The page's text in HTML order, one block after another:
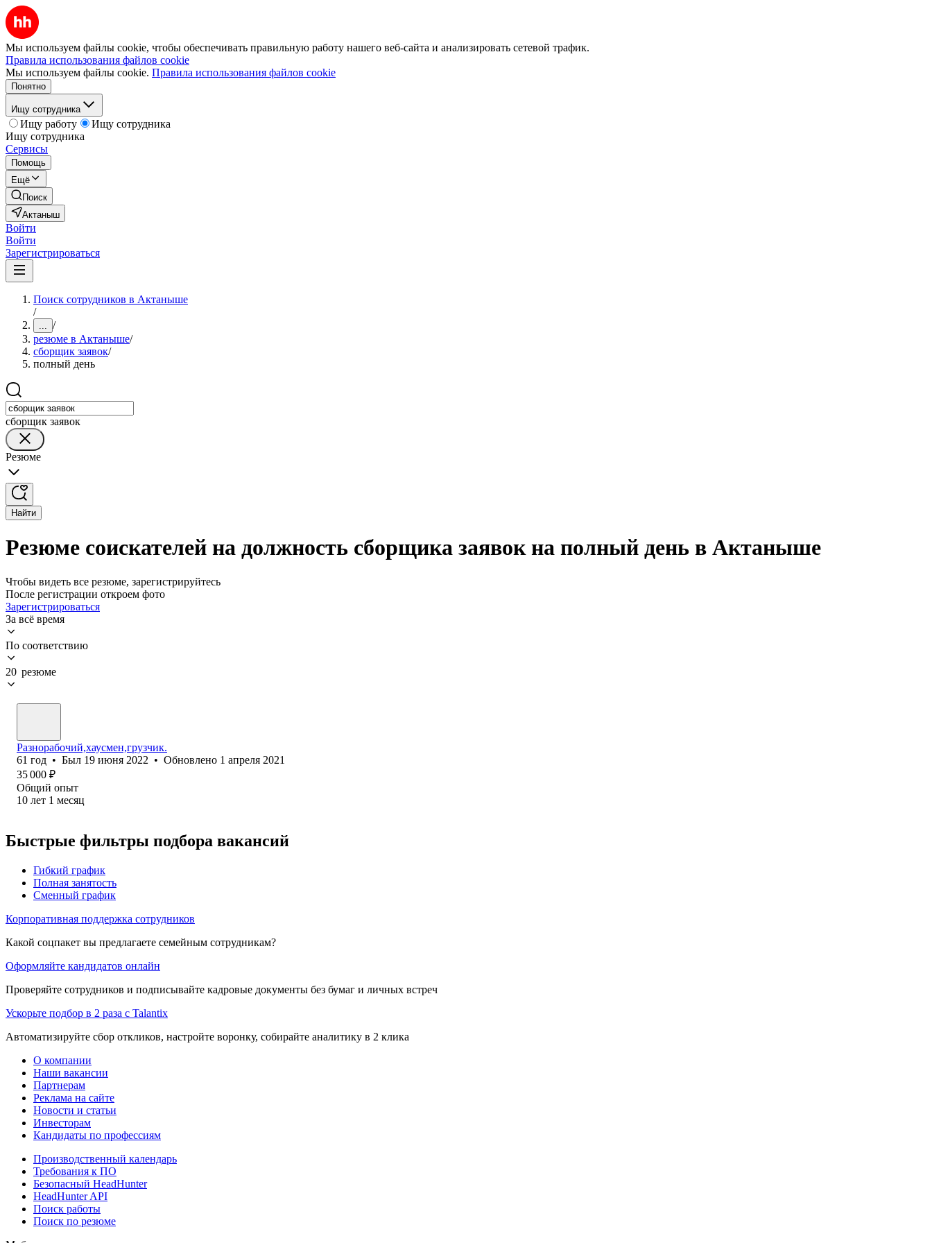
Мы используем файлы cookie, чтобы обеспечивать правильную работу нашего веб-сайта и анализировать сетевой трафик.
Правила использования файлов cookie
Мы используем файлы cookie. Правила использования файлов cookie
Понятно
Ищу сотрудника
Ищу работу
Ищу сотрудника
Ищу сотрудника
Сервисы
Помощь
Ещё
Поиск
Актаныш
Войти
Войти
Зарегистрироваться
Поиск сотрудников в Актаныше
/
... /
резюме в Актаныше/
сборщик заявок/
полный день
сборщик заявок
Резюме
Найти
Резюме соискателей на должность сборщика заявок на полный день в Актаныше
Чтобы видеть все резюме, зарегистрируйтесь
После регистрации откроем фото
Зарегистрироваться
За всё время
По соответствию
20 резюме
Разнорабочий,хаусмен,грузчик.
61 год • Был 19 июня 2022 • Обновлено 1 апреля 2021
35 000 ₽
Общий опыт
10 лет 1 месяц
Быстрые фильтры подбора вакансий
Гибкий график
Полная занятость
Сменный график
Корпоративная поддержка сотрудников
Какой соцпакет вы предлагаете семейным сотрудникам?
Оформляйте кандидатов онлайн
Проверяйте сотрудников и подписывайте кадровые документы без бумаг и личных встреч
Ускорьте подбор в 2 раза с Talantix
Автоматизируйте сбор откликов, настройте воронку, собирайте аналитику в 2 клика
О компании
Наши вакансии
Партнерам
Реклама на сайте
Новости и статьи
Инвесторам
Кандидаты по профессиям
Производственный календарь
Требования к ПО
Безопасный HeadHunter
HeadHunter API
Поиск работы
Поиск по резюме